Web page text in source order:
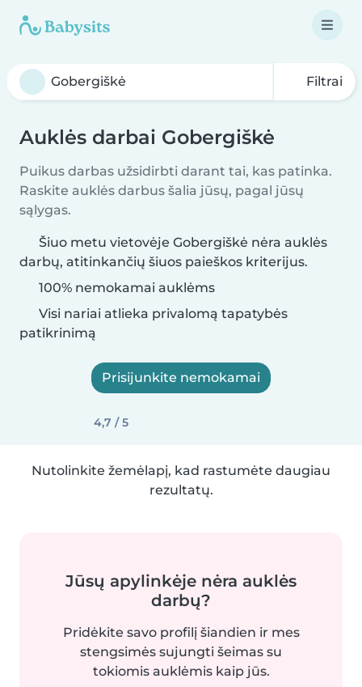
Filtrai
Auklės darbai Gobergiškė
Puikus darbas užsidirbti darant tai, kas patinka.
Raskite auklės darbus šalia jūsų, pagal jūsų
sąlygas.
Šiuo metu vietovėje Gobergiškė nėra auklės
darbų, atitinkančių šiuos paieškos kriterijus.
100% nemokamai auklėms
Visi nariai atlieka privalomą tapatybės
patikrinimą
Prisijunkite nemokamai
4,7 / 5
Nutolinkite žemėlapį, kad rastumėte daugiau
rezultatų.
Jūsų apylinkėje nėra auklės
darbų?
Pridėkite savo profilį šiandien ir mes
stengsimės sujungti šeimas su
tokiomis auklėmis kaip jūs.